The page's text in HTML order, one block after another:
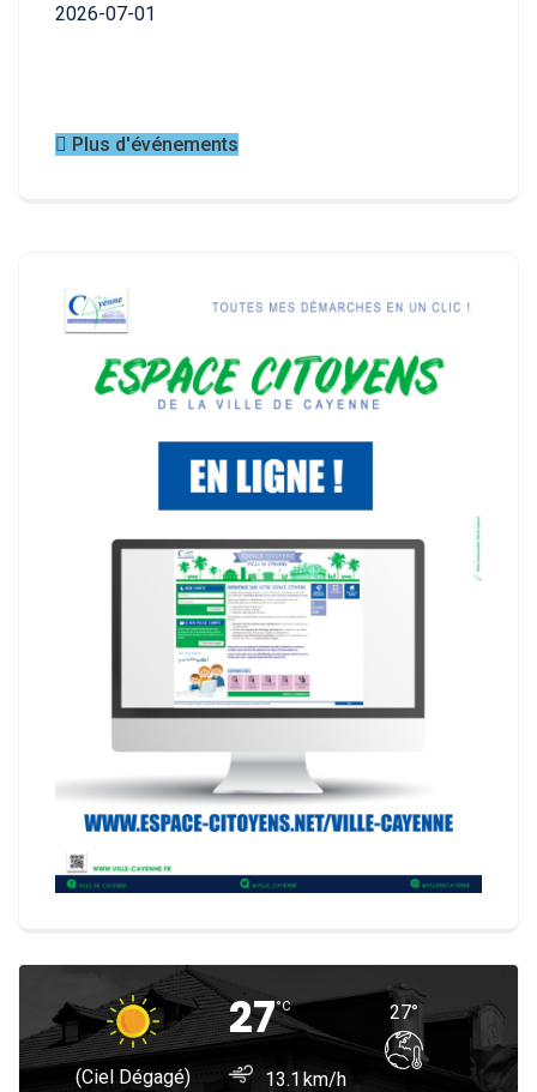
2026-07-01
Plus d'événements
(ciel Dégagé)
27°C
13.1
27°